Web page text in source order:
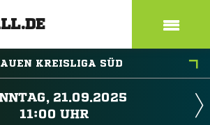
KREISLIGA SÜD

 